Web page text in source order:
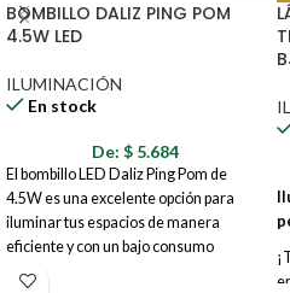
BOMBILLO DALIZ PING POM
4.5W LED
ILUMINACIÓN
En stock
De: $ 5.684
El bombillo LED Daliz Ping Pom de
4.5W es una excelente opción para
iluminar tus espacios de manera
eficiente y con un bajo consumo
energético. Su diseño tipo "Ping Pom"